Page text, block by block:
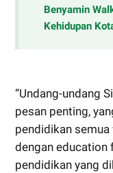
Benyamin
Kehidupan
“Undang-undang
pesan penting,
pendidikan
dengan education
pendidikan yang